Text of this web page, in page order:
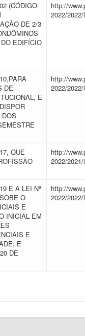
(CÓDIGO
DE 2/3
EDIFÍCIO
http://
2022/
DE
E
http://
2022/
QUE
http://
2022/
E A LEI Nº
O
E
INICIAL EM
E
E
DE
http://
2022/